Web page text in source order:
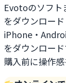
Evotoのソフト
をダウンロー
iPhone・
をダウンロー
購入前に操作感